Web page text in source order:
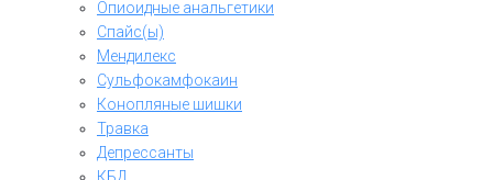
Опиоидные анальгетики
Спайс(ы)
Мендилекс
Сульфокамфокаин
Конопляные шишки
Травка
Депрессанты